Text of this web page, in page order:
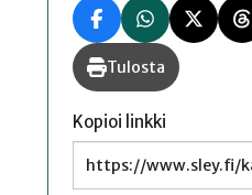
Tulosta
Kopioi linkki